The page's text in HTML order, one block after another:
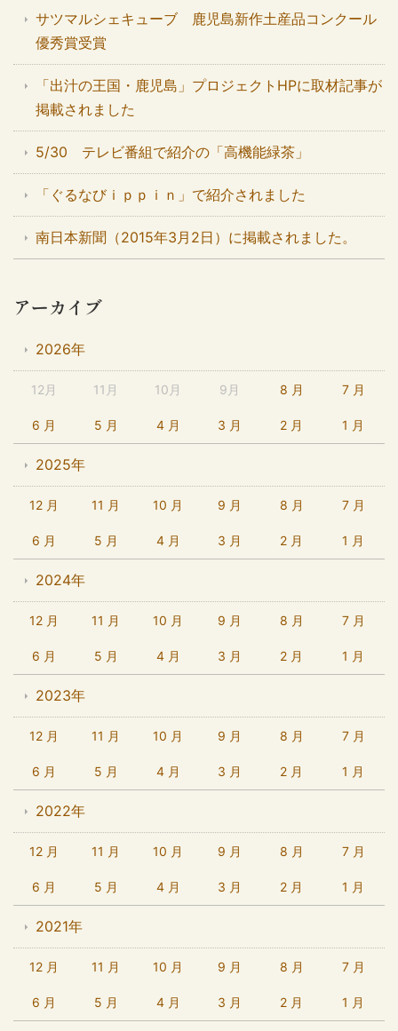
サツマルシェキューブ 鹿児島新作土産品コンクール
優秀賞受賞
「出汁の王国・鹿児島」プロジェクトHPに取材記事が
掲載されました
5/30 テレビ番組で紹介の「高機能緑茶」
「ぐるなびｉｐｐｉｎ」で紹介されました
南日本新聞（2015年3月2日）に掲載されました。
アーカイブ
2026年
12月 11月 10月 9月 8 月 7 月
6 月 5 月 4 月 3 月 2 月 1 月
2025年
12 月 11 月 10 月 9 月 8 月 7 月
6 月 5 月 4 月 3 月 2 月 1 月
2024年
12 月 11 月 10 月 9 月 8 月 7 月
6 月 5 月 4 月 3 月 2 月 1 月
2023年
12 月 11 月 10 月 9 月 8 月 7 月
6 月 5 月 4 月 3 月 2 月 1 月
2022年
12 月 11 月 10 月 9 月 8 月 7 月
6 月 5 月 4 月 3 月 2 月 1 月
2021年
12 月 11 月 10 月 9 月 8 月 7 月
6 月 5 月 4 月 3 月 2 月 1 月